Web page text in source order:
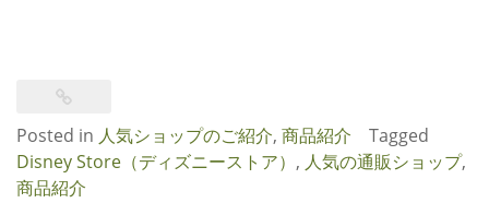
Posted in 人気ショップのご紹介, 商品紹介
Tagged
Disney Store（ディズニーストア） , 人気の通販ショップ,
商品紹介